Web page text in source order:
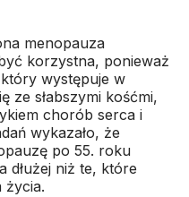
menopauza
korzystna, ponieważ
występuje w
ze słabszymi kośćmi,
chorób serca i
wykazało, że
po 55. roku
dłużej niż te, które
życia.